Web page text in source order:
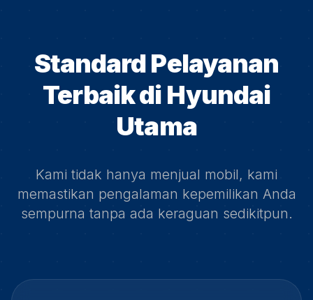
Standard Pelayanan
Terbaik di Hyundai
Utama
Kami tidak hanya menjual mobil, kami
memastikan pengalaman kepemilikan Anda
sempurna tanpa ada keraguan sedikitpun.